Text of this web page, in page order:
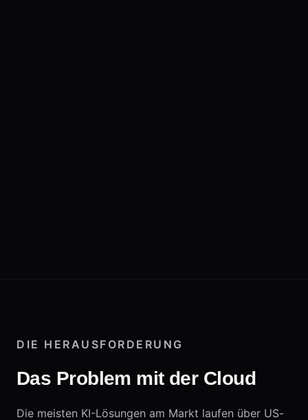
DIE HERAUSFORDERUNG
Das Problem mit der Cloud
Die meisten KI-Lösungen am Markt laufen über US-